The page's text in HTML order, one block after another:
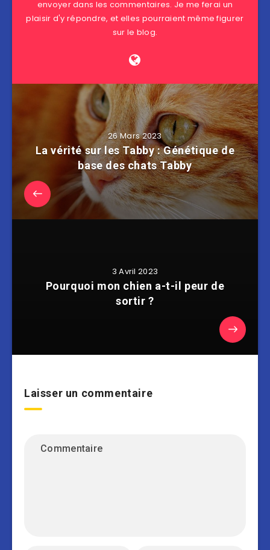
envoyer dans les commentaires. Je me ferai un
plaisir d'y répondre, et elles pourraient même figurer
sur le blog.
26 Mars 2023
La vérité sur les Tabby : Génétique de
base des chats Tabby
3 Avril 2023
Pourquoi mon chien a-t-il peur de
sortir ?
Laisser un commentaire